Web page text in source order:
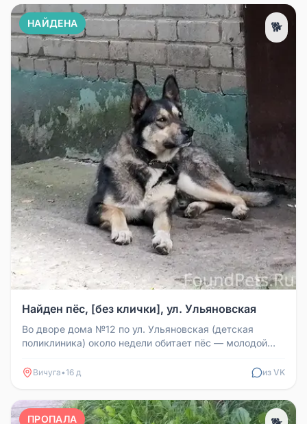
НАЙДЕНА 🐕
Найден пёс, [без клички], ул. Ульяновская
Во дворе дома №12 по ул. Ульяновская (детская
поликлиника) около недели обитает пёс — молодой
Вичуга•16 д из VK
ПРОПАЛА